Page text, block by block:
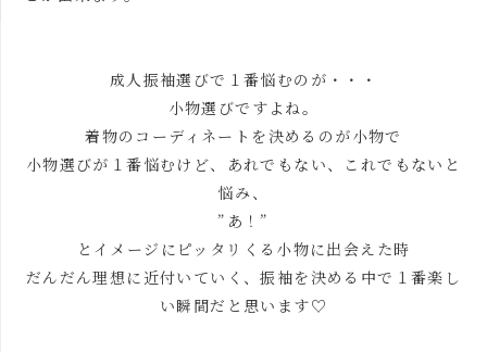
成人振袖選びで１番悩むのが・・・
小物選びですよね。
着物のコーディネートを決めるのが小物で
小物選びが１番悩むけど、あれでもない、これでもないと
悩み、
”あ！”
とイメージにピッタリくる小物に出会えた時
だんだん理想に近付いていく、振袖を決める中で１番楽し
い瞬間だと思います♡